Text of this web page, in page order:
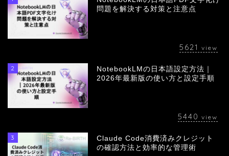
問題を解決する対策と注意点
5621 view
2
NotebookLMの日本語設定方法｜
2026年最新版の使い方と設定手順
5440 view
3
Claude Code消費済みクレジット
の確認方法と効率的な管理術
会社概要
採用情報